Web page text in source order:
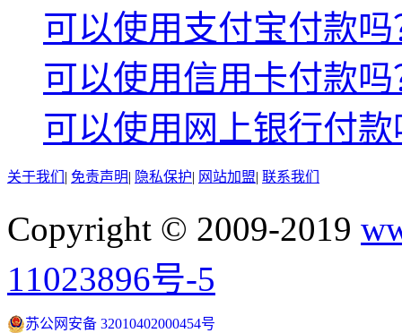
可以使用支付宝付款吗
可以使用信用卡付款吗
可以使用网上银行付款
关于我们 | 免责声明| 隐私保护| 网站加盟| 联系我们
Copyright © 2009-2019
11023896号-5
苏公网安备 32010402000454号